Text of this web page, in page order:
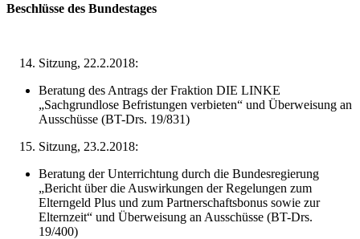
Beschlüsse des Bundestages
Sitzung, 22.2.2018:
Beratung des Antrags der Fraktion DIE LINKE
„Sachgrundlose Befristungen verbieten“ und Überweisung an
Ausschüsse (BT-Drs. 19/831)
Sitzung, 23.2.2018:
Beratung der Unterrichtung durch die Bundesregierung
„Bericht über die Auswirkungen der Regelungen zum
Elterngeld Plus und zum Partnerschaftsbonus sowie zur
Elternzeit“ und Überweisung an Ausschüsse (BT-Drs.
19/400)